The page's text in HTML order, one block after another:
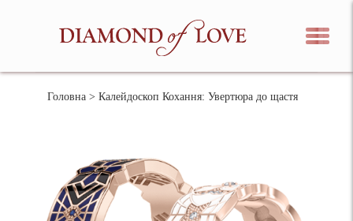
Головна > Калейдоскоп Кохання: Увертюра до щастя